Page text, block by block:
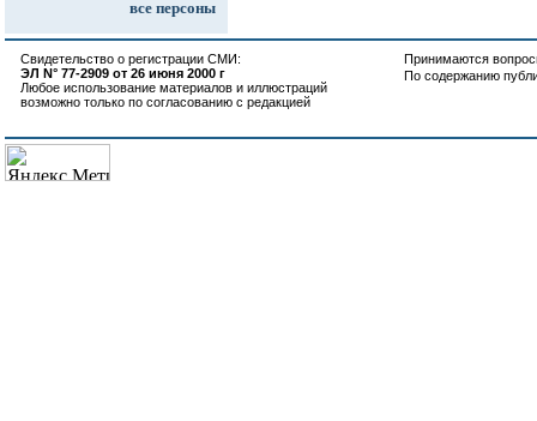
все персоны
Свидетельство о регистрации СМИ:
ЭЛ N° 77-2909 от 26 июня 2000 г
Любое использование материалов и иллюстраций
возможно только по согласованию с редакцией
Принимаются
По содержанию